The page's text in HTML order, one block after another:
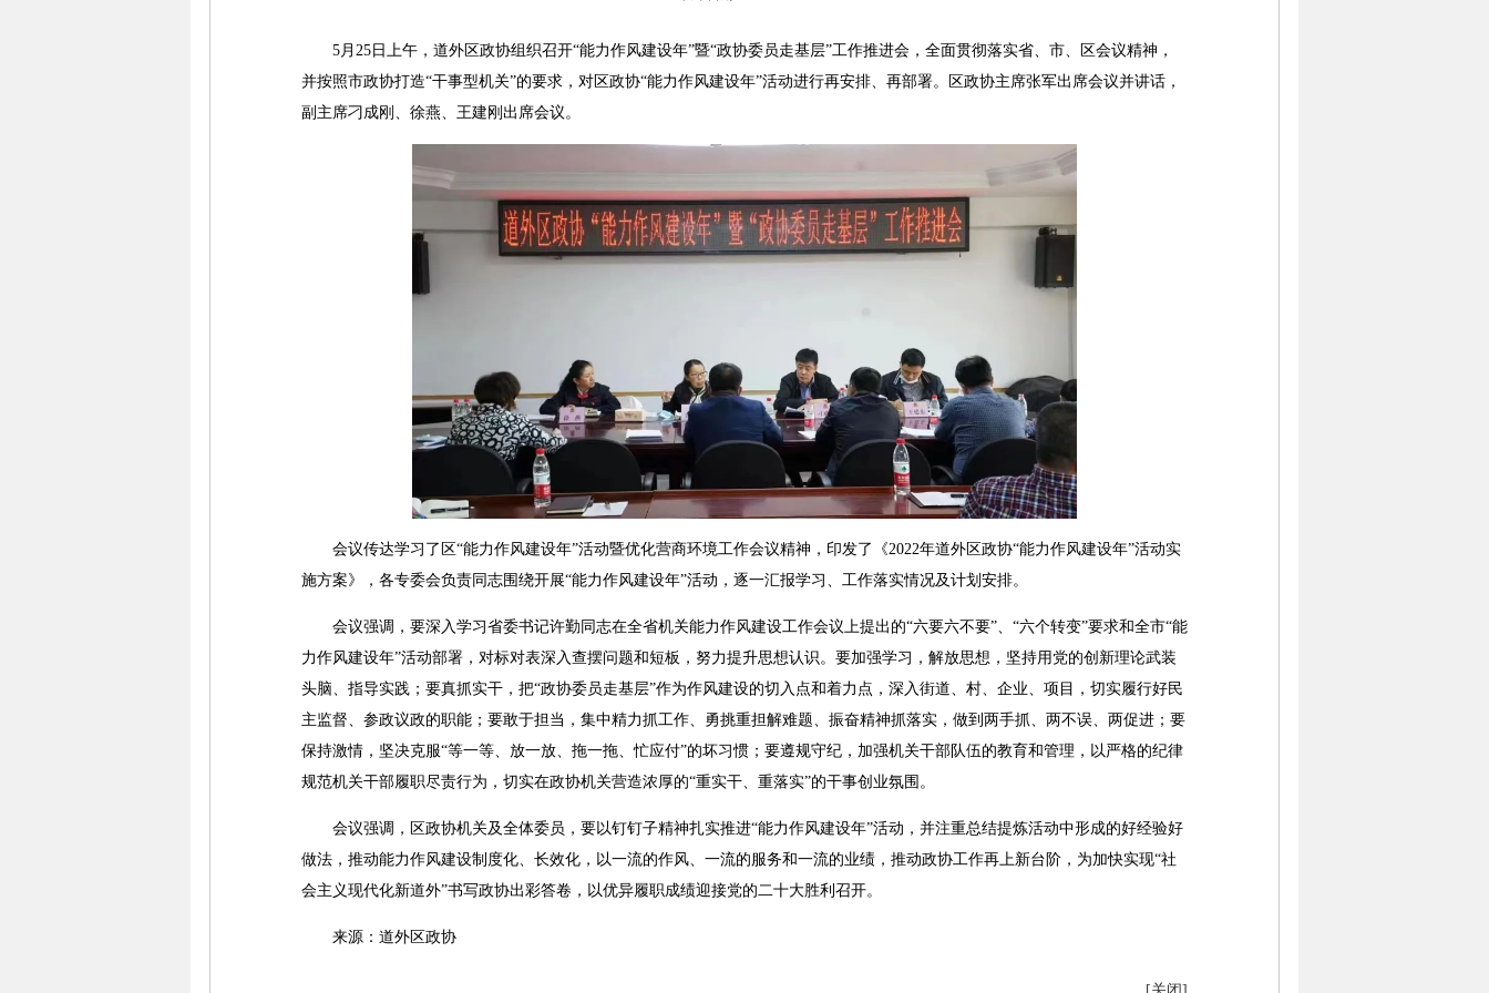
5月25日上午，道外区政协组织召开“能力作风建设年”暨“政协委员走基层”工作推进会，全面贯彻落实省、市、区会议精神，
并按照市政协打造“干事型机关”的要求，对区政协“能力作风建设年”活动进行再安排、再部署。区政协主席张军出席会议并讲话，
副主席刁成刚、徐燕、王建刚出席会议。
会议传达学习了区“能力作风建设年”活动暨优化营商环境工作会议精神，印发了《2022年道外区政协“能力作风建设年”活动实
施方案》，各专委会负责同志围绕开展“能力作风建设年”活动，逐一汇报学习、工作落实情况及计划安排。
会议强调，要深入学习省委书记许勤同志在全省机关能力作风建设工作会议上提出的“六要六不要”、“六个转变”要求和全市“能
力作风建设年”活动部署，对标对表深入查摆问题和短板，努力提升思想认识。要加强学习，解放思想，坚持用党的创新理论武装
头脑、指导实践；要真抓实干，把“政协委员走基层”作为作风建设的切入点和着力点，深入街道、村、企业、项目，切实履行好民
主监督、参政议政的职能；要敢于担当，集中精力抓工作、勇挑重担解难题、振奋精神抓落实，做到两手抓、两不误、两促进；要
保持激情，坚决克服“等一等、放一放、拖一拖、忙应付”的坏习惯；要遵规守纪，加强机关干部队伍的教育和管理，以严格的纪律
规范机关干部履职尽责行为，切实在政协机关营造浓厚的“重实干、重落实”的干事创业氛围。
会议强调，区政协机关及全体委员，要以钉钉子精神扎实推进“能力作风建设年”活动，并注重总结提炼活动中形成的好经验好
做法，推动能力作风建设制度化、长效化，以一流的作风、一流的服务和一流的业绩，推动政协工作再上新台阶，为加快实现“社
会主义现代化新道外”书写政协出彩答卷，以优异履职成绩迎接党的二十大胜利召开。
来源：道外区政协